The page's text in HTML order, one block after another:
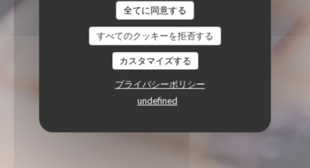
全てに同意する
すべてのクッキーを拒否する
カスタマイズする
プライバシーポリシー
undefined